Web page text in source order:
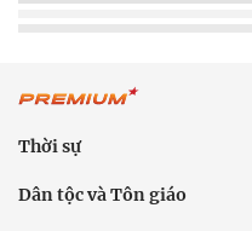
Thời sự
Dân tộc và Tôn giáo